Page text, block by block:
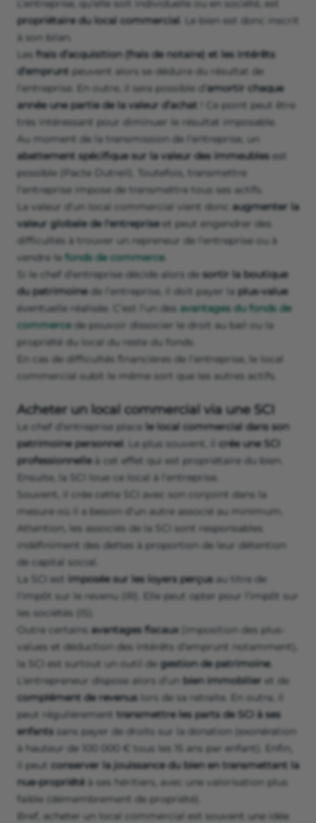
L’entreprise, qu’elle soit individuelle ou en société, est
propriétaire du local commercial . Le bien est donc inscrit
à son bilan.
Les frais d’acquisition (frais de notaire) et les intérêts
d’emprunt peuvent alors se déduire du résultat de
l’entreprise. En outre, il sera possible d’ amortir chaque
année une partie de la valeur d’achat ! Ce point peut être
très intéressant pour diminuer le résultat imposable.
Au moment de la transmission de l’entreprise, un
abattement spécifique sur la valeur des immeubles est
possible (Pacte Dutreil). Toutefois, transmettre
l’entreprise impose de transmettre tous ses actifs.
La valeur d’un local commercial vient donc augmenter la
valeur globale de l'entrepriseet peut engendrer des
difficultés à trouver un repreneur de l'entreprise ou à
vendre le fonds de commerce.
Si le chef d’entreprise décide alors de sortir la boutique
du patrimoinede l’entreprise, il doit payer la plus-value
éventuelle réalisée. C’est l’un des avantages du fonds de
commercede pouvoir dissocier le droit au bail ou la
propriété du local du reste du fonds.
En cas de difficultés financières de l’entreprise, le local
commercial subit le même sort que les autres actifs.
Acheter un local commercial via une SCI
Le chef d’entreprise place le local commercial dans son
patrimoine personnel . Le plus souvent, il crée une SCI
professionnelleà cet effet qui est propriétaire du bien.
Ensuite, la SCI loue ce local à l’entreprise.
Souvent, il crée cette SCI avec son conjoint dans la
mesure où il a besoin d’un autre associé au minimum.
Attention, les associés de la SCI sont responsables
indéfiniment des dettes à proportion de leur détention
de capital social.
La SCI est imposée sur les loyers perçus au titre de
l'impôt sur le revenu (IR). Elle peut opter pour l’impôt sur
les sociétés (IS).
Outre certains avantages fiscaux (imposition des plus-
values et déduction des intérêts d’emprunt notamment),
la SCI est surtout un outil de gestion de patrimoine.
L’entrepreneur dispose alors d’un bien immobilier et de
complément de revenus lors de sa retraite. En outre, il
peut régulièrement transmettre les parts de SCI à ses
enfants sans payer de droits sur la donation (exonération
à hauteur de 100 000 € tous les 15 ans par enfant). Enfin,
il peut conserver la jouissance du bien en transmettant la
nue-propriété à ses héritiers, avec une valorisation plus
faible (démembrement de propriété).
Bref, acheter un local commercial est souvent une idée